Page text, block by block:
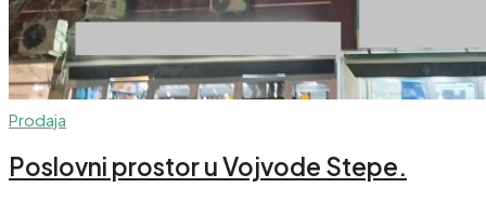
Prodaja
Poslovni prostor u Vojvode Stepe.